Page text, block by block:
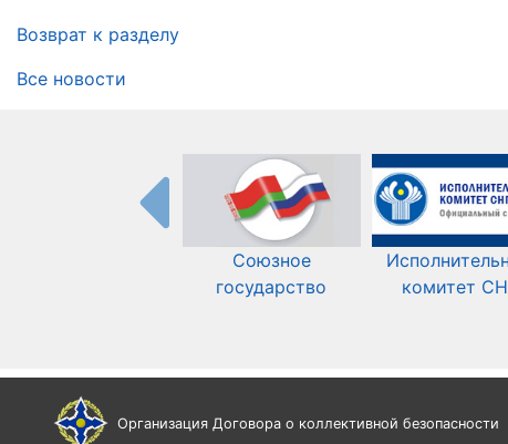
Возврат к разделу
Все новости
Союзное
государство
комитет
Организация Договора о коллективной безопасности